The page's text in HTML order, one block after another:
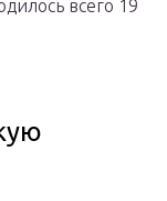
всего 19